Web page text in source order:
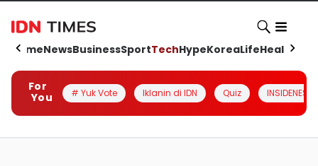
HomeNewsBusinessSportTechHypeKoreaLifeHealth
For
You
# Yuk Vote Iklanin di IDN Quiz INSIDENESIA